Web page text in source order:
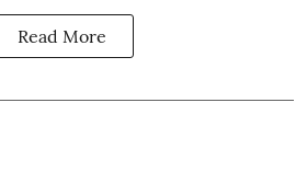
Read More